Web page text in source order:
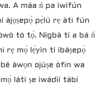
A máa ń pa ìwífún
àjọṣepọ̀ pẹ̀lú rẹ àti fún
tó tọ́. Nígbà tí a bá ń
rẹ mọ́ lẹ́yìn tí ìbáṣepọ̀
àwọn ojúṣe òfin wa
láti ṣe ìwádìí tàbí